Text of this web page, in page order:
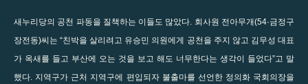
새누리당의 공천 파동을 질책하는 이들도 많았다. 회사원 전아무개(54·금정구
장전동)씨는 “친박을 살리려고 유승민 의원에게 공천을 주지 않고 김무성 대표
가 옥새를 들고 부산에 오는 것을 보고 해도 너무한다는 생각이 들었다”고 말
했다. 지역구가 근처 지역구에 편입되자 불출마를 선언한 정의화 국회의장을